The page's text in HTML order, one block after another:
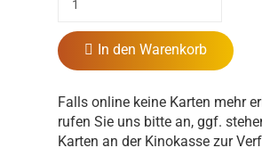
In den Warenkorb
Falls online keine Karten mehr
rufen Sie uns bitte an, ggf.
Karten an der Kinokasse zur